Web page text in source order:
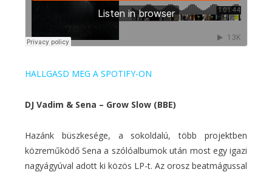
HALLGASD MEG A SPOTIFY-ON
DJ Vadim & Sena – Grow Slow (BBE)
Hazánk büszkesége, a sokoldalú, több projektben
közreműködő Sena a szólóalbumok után most egy igazi
nagyágyúval adott ki közös LP-t. Az orosz beatmágussal